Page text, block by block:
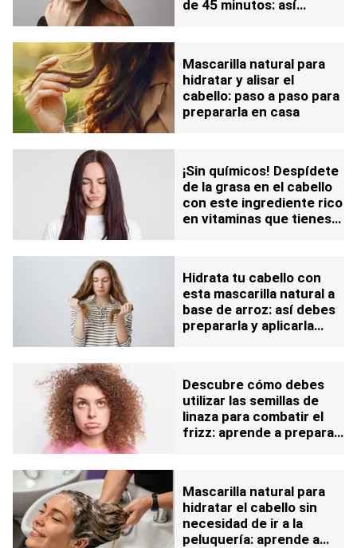
de 45 minutos: así
Mascarilla natural para
hidratar y alisar el
cabello: paso a paso para
prepararla en casa
¡Sin químicos! Despídete
de la grasa en el cabello
con este ingrediente rico
en vitaminas que tienes
Hidrata tu cabello con
esta mascarilla natural a
base de arroz: así debes
prepararla y aplicarla
Descubre cómo debes
utilizar las semillas de
linaza para combatir el
frizz: aprende a preparar
Mascarilla natural para
hidratar el cabello sin
necesidad de ir a la
peluquería: aprende a